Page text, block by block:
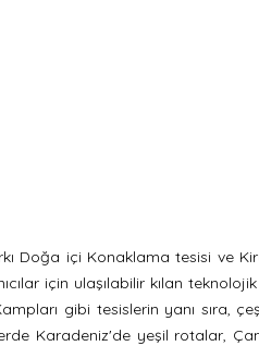
Doğa içi Konaklama tesisi ve
için ulaşılabilir kılan
gibi tesislerin yanı sıra,
Karadeniz'de yeşil rotalar,